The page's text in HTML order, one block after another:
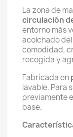
La zona de
circulación
entorno más
acolchado
comodidad,
recogida y
Fabricada en
lavable. Para
previamente
base.